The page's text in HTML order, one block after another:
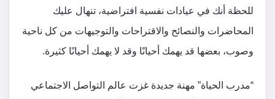
للحظة أنك في عيادات نفسية افتراضية، تنهال عليك
المحاضرات والنصائح والاقتراحات والتوجيهات من كل ناحية
وصوب، بعضها قد يهمك أحيانًا وقد لا يهمك أحيانًا كثيرة.
“مدرب الحياة” مهنة جديدة غزت عالم التواصل الاجتماعي